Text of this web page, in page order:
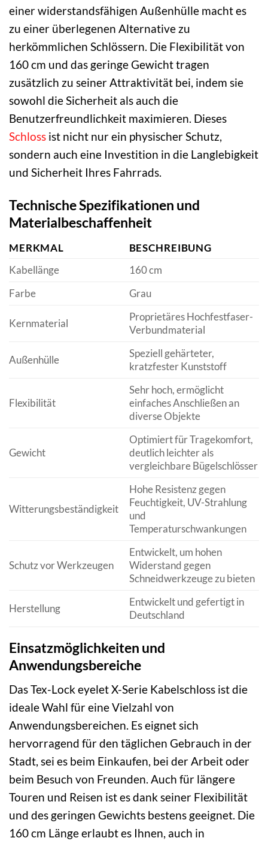
einer widerstandsfähigen Außenhülle macht es
zu einer überlegenen Alternative zu
herkömmlichen Schlössern. Die Flexibilität von
160 cm und das geringe Gewicht tragen
zusätzlich zu seiner Attraktivität bei, indem sie
sowohl die Sicherheit als auch die
Benutzerfreundlichkeit maximieren. Dieses
Schloss ist nicht nur ein physischer Schutz,
sondern auch eine Investition in die Langlebigkeit
und Sicherheit Ihres Fahrrads.
Technische Spezifikationen und
Materialbeschaffenheit
MERKMAL
BESCHREIBUNG
Kabellänge
160 cm
Farbe
Grau
Kernmaterial
Proprietäres Hochfestfaser-
Verbundmaterial
Außenhülle
Speziell gehärteter,
kratzfester Kunststoff
Flexibilität
Sehr hoch, ermöglicht
einfaches Anschließen an
diverse Objekte
Gewicht
Optimiert für Tragekomfort,
deutlich leichter als
vergleichbare Bügelschlösser
Witterungsbeständigkeit
Hohe Resistenz gegen
Feuchtigkeit, UV-Strahlung
und
Temperaturschwankungen
Schutz vor Werkzeugen
Entwickelt, um hohen
Widerstand gegen
Schneidwerkzeuge zu bieten
Herstellung
Entwickelt und gefertigt in
Deutschland
Einsatzmöglichkeiten und
Anwendungsbereiche
Das Tex-Lock eyelet X-Serie Kabelschloss ist die
ideale Wahl für eine Vielzahl von
Anwendungsbereichen. Es eignet sich
hervorragend für den täglichen Gebrauch in der
Stadt, sei es beim Einkaufen, bei der Arbeit oder
beim Besuch von Freunden. Auch für längere
Touren und Reisen ist es dank seiner Flexibilität
und des geringen Gewichts bestens geeignet. Die
160 cm Länge erlaubt es Ihnen, auch in